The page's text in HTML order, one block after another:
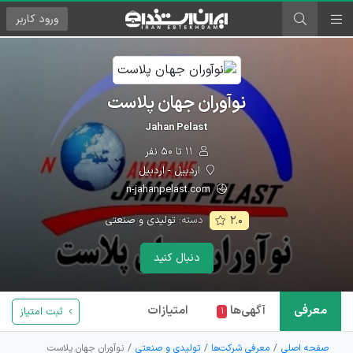
ورود کاربر
نوآوران جهان پلاست
Jahan Pelast
اردبیل - اردبیل
n-jahanpelast.com
۲.۰ دسته:تولیدی و صنعتی
دنبال کنید
معرفی آگهی‌ها ۱ امتیازات ثبت امتیاز
صفحه اصلی معرفی شرکت‌ها تولیدی و صنعتی نوآوران جهان پلاست